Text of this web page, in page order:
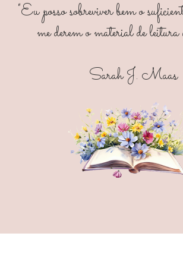
"Eu posso sobreviver bem o
me derem o material de leitura
Sarah J. Maas